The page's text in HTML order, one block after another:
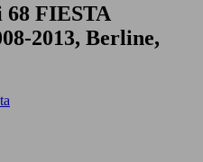
68 FIESTA
2013, Berline,